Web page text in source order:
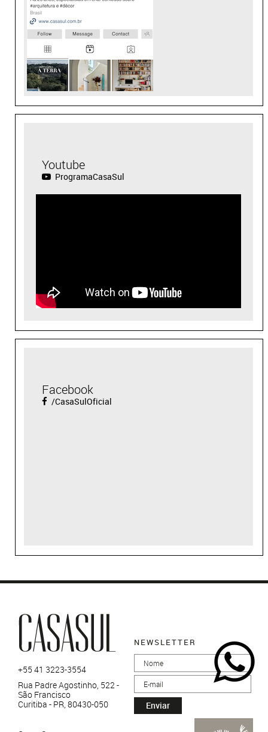
Youtube
ProgramaCasaSul
Facebook
/CasaSulOficial
+55 41 3223-3554
Rua Padre Agostinho, 522 -
São Francisco
Curitiba - PR, 80430-050
NEWSLETTER
Enviar